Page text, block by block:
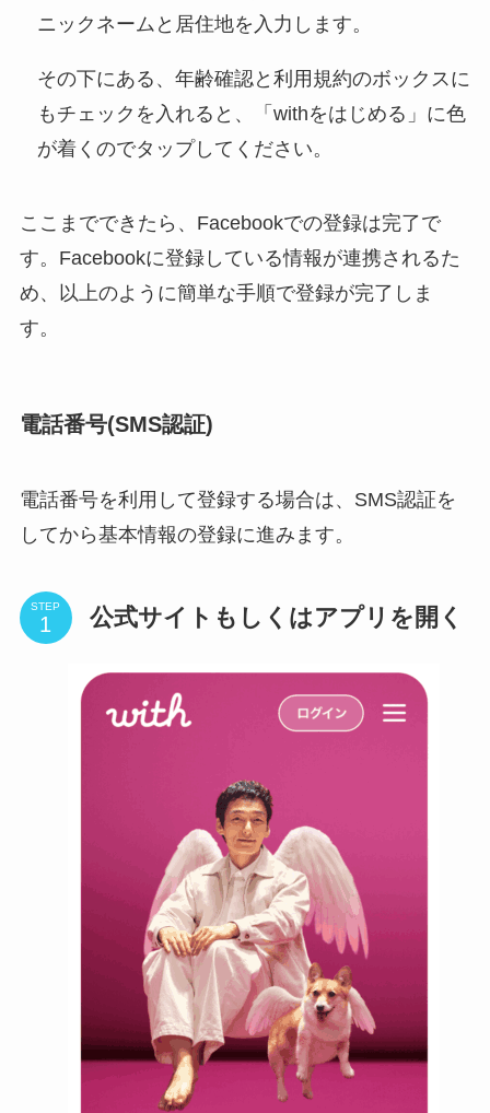
ニックネームと居住地を入力します。
その下にある、年齢確認と利用規約のボックスに
もチェックを入れると、「withをはじめる」に色
が着くのでタップしてください。
ここまでできたら、Facebookでの登録は完了で
す。Facebookに登録している情報が連携されるた
め、以上のように簡単な手順で登録が完了しま
す。
電話番号(SMS認証)
電話番号を利用して登録する場合は、SMS認証を
してから基本情報の登録に進みます。
STEP 公式サイトもしくはアプリを開く